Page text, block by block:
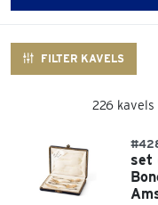
FILTER KAVELS
226 kavels
set